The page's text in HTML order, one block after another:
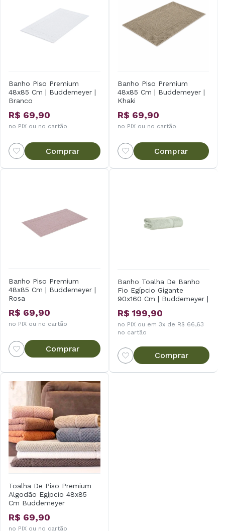
Banho Piso Premium
48x85 Cm | Buddemeyer |
Branco
R$ 69,90
no PIX ou no cartão
Comprar
Banho Piso Premium
48x85 Cm | Buddemeyer |
Khaki
R$ 69,90
no PIX ou no cartão
Comprar
Banho Piso Premium
48x85 Cm | Buddemeyer |
Rosa
R$ 69,90
no PIX ou no cartão
Comprar
Banho Toalha De Banho
Fio Egípcio Gigante
90x160 Cm | Buddemeyer |
R$ 199,90
no PIX ou em 3x de R$ 66,63
no cartão
Comprar
Toalha De Piso Premium
Algodão Egípcio 48x85
Cm Buddemeyer
R$ 69,90
no PIX ou no cartão